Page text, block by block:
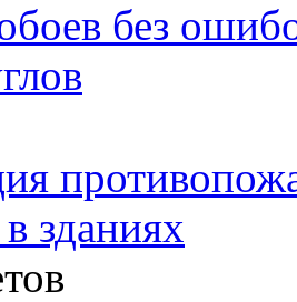
без
зданиях